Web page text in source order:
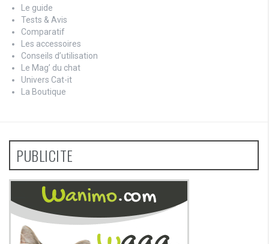
Le guide
Tests & Avis
Comparatif
Les accessoires
Conseils d’utilisation
Le Mag’ du chat
Univers Cat-it
La Boutique
PUBLICITE